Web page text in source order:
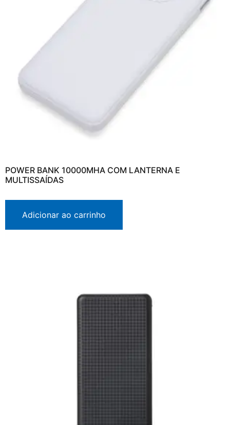
POWER BANK 10000MHA COM LANTERNA E
MULTISSAÍDAS
Adicionar ao carrinho